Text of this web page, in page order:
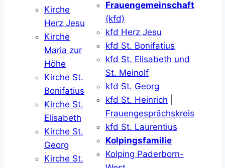
Kirche
Herz Jesu
Kirche
Maria zur
Höhe
Kirche St.
Bonifatius
Kirche St.
Elisabeth
Kirche St.
Georg
Kirche St.
Frauengemeinschaft
(kfd)
kfd Herz Jesu
kfd St. Bonifatius
kfd St. Elisabeth und
St. Meinolf
kfd St. Georg
kfd St. Heinrich
Frauengesprächskreis
kfd St. Laurentius
Kolpingsfamilie
Kolping Paderborn-